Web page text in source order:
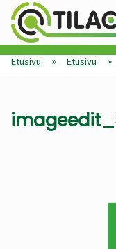
Etusivu » Etusivu »